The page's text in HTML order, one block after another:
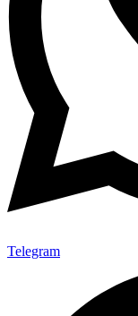
Telegram